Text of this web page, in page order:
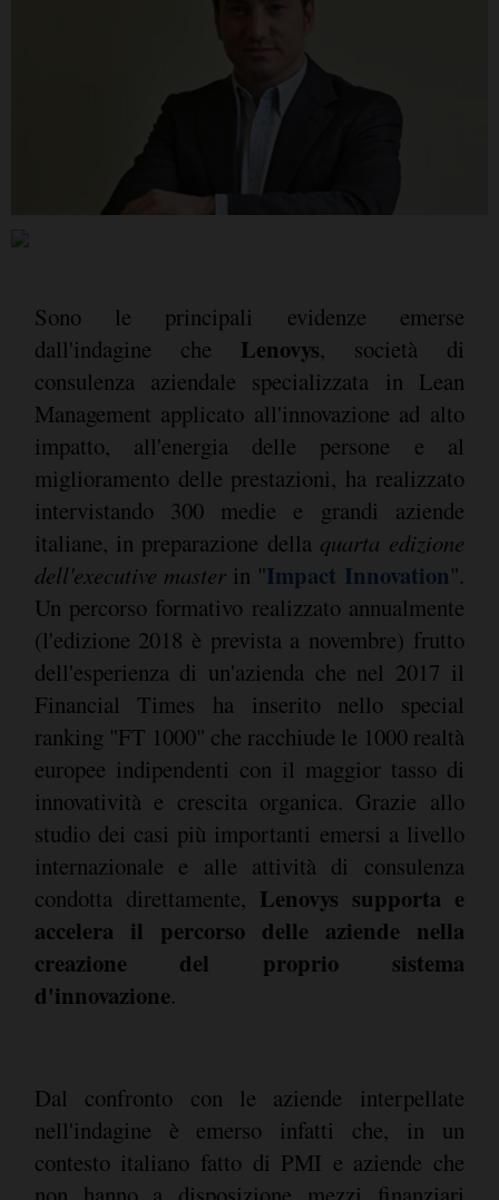
Sono le principali evidenze emerse
dall'indagine che Lenovys, società di
consulenza aziendale specializzata in Lean
Management applicato all'innovazione ad alto
impatto, all'energia delle persone e al
miglioramento delle prestazioni, ha realizzato
intervistando 300 medie e grandi aziende
italiane, in preparazione della quarta edizione
dell'executive masterin "Impact Innovation".
Un percorso formativo realizzato annualmente
(l'edizione 2018 è prevista a novembre) frutto
dell'esperienza di un'azienda che nel 2017 il
Financial Times ha inserito nello special
ranking "FT 1000" che racchiude le 1000 realtà
europee indipendenti con il maggior tasso di
innovatività e crescita organica. Grazie allo
studio dei casi più importanti emersi a livello
internazionale e alle attività di consulenza
condotta direttamente, Lenovys supporta e
accelera il percorso delle aziende nella
creazione del proprio sistema
d'innovazione.
Dal confronto con le aziende interpellate
nell'indagine è emerso infatti che, in un
contesto italiano fatto di PMI e aziende che